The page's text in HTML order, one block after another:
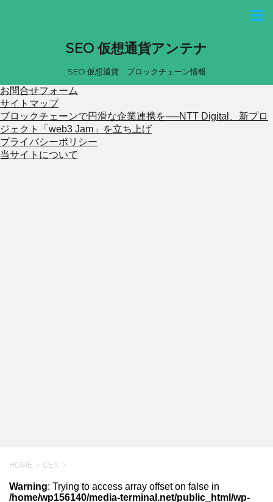
SEO 仮想通貨アンテナ
SEO 仮想通貨 ブロックチェーン情報
お問合せフォーム
サイトマップ
ブロックチェーンで円滑な企業連携を──NTT Digital、新プロ
ジェクト「web3 Jam」を立ち上げ
プライバシーポリシー
当サイトについて
HOME > CEX >
Warning: Trying to access array offset on false in
/home/wp156140/media-terminal.net/public_html/wp-